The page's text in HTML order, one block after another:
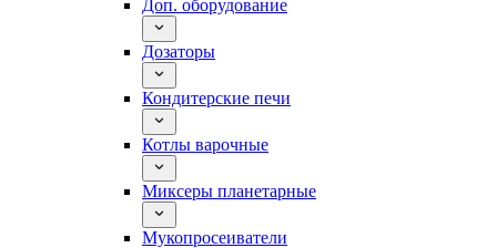
Доп. оборудование
Дозаторы
Кондитерские печи
Котлы варочные
Миксеры планетарные
Мукопросеиватели